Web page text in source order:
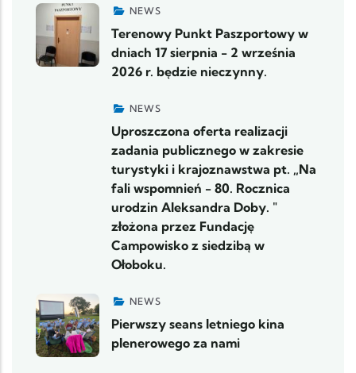
NEWS
Terenowy Punkt Paszportowy w
dniach 17 sierpnia - 2 września
2026 r. będzie nieczynny.
NEWS
Uproszczona oferta realizacji
zadania publicznego w zakresie
turystyki i krajoznawstwa pt. „Na
fali wspomnień - 80. Rocznica
urodzin Aleksandra Doby. "
złożona przez Fundację
Campowisko z siedzibą w
Ołoboku.
NEWS
Pierwszy seans letniego kina
plenerowego za nami